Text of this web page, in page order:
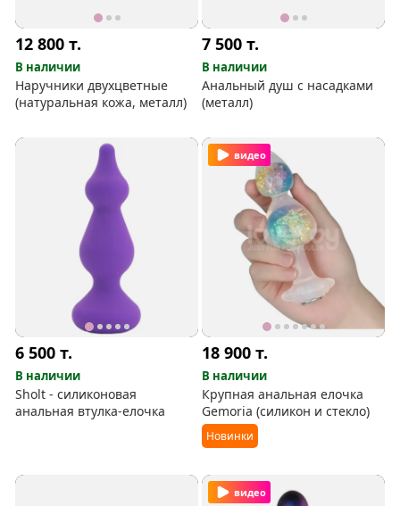
12 800т.
В наличии
Наручники двухцветные
(натуральная кожа, металл)
7 500т.
В наличии
Анальный душ с насадками
(металл)
6 500т.
В наличии
Sholt - силиконовая
анальная втулка-елочка
видео
18 900т.
В наличии
Крупная анальная елочка
Gemoria (силикон и стекло)
Новинки
видео